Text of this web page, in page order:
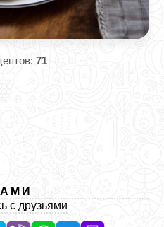
71
с друзьями